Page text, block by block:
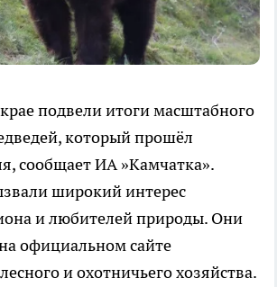
подвели итоги масштабного
который прошёл
сообщает ИА »Камчатка».
широкий интерес
и любителей природы. Они
официальном сайте
и охотничьего хозяйства.